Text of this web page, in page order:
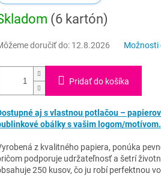
(6 kartón)
doručiť do: 12.8.2026 Možnosti
Pridať do košíka
aj s vlastnou potlačou –
obálky s vašim logom/motívom.
z kvalitného papiera, ponúka
podporuje udržateľnosť a šetrí
250 kusov, čo ju robí perfektnou